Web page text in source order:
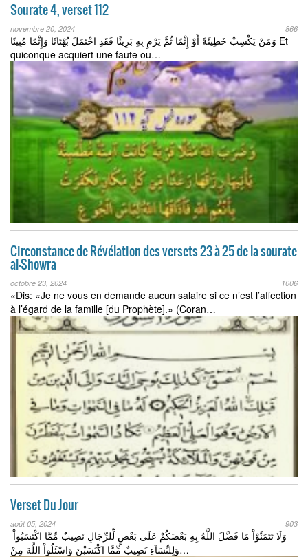
Sourate 4, verset 112
novembre 20, 2024 866
وَمَنْ يَكْسِبْ خَطِيئَةً أَوْ إِثْمًا ثُمَّ يَرْمِ بِهِ بَرِيئًا فَقَدِ احْتَمَلَ بُهْتَانًا وَإِثْمًا مُبِينًا Et
quiconque acquiert une faute ou…
Circonstance de Révélation des versets 23 à 25 de la sourate
al-Showra
octobre 23, 2024 1006
«Dis: «Je ne vous en demande aucun salaire si ce n’est l’affection
à l’égard de la famille [du Prophète].» (Coran…
Verset Du Jour
août 05, 2024 903
وَلَا تَتَمَنَّوْاْ مَا فَضَّلَ اللَّهُ بِهِ بَعْضَكُمْ عَلَى بَعْضٍ لِّلرِّجَالِ نَصِيبٌ مِّمَّا اكْتَسَبُواْ
وَلِلنِّسَآءِ نَصِيبٌ مِّمَّا اكْتَسَبْنَ وَاسْئَلُواْ اللَّهَ مِنْ…